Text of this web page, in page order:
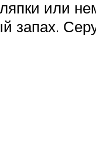
или
запах.